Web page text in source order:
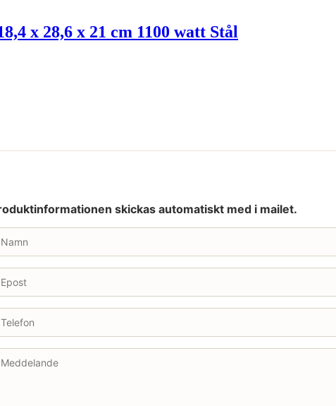
x 28,6 x 21 cm 1100 watt Stål
skickas automatiskt med i mailet.